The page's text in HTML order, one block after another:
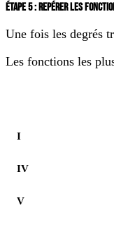
ÉTAPE 5 : REPÉRER LES
Une fois les degrés
Les fonctions les
I
IV
V